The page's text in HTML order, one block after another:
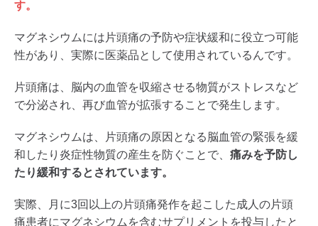
す。
マグネシウムには片頭痛の予防や症状緩和に役立つ可能
性があり、実際に医薬品として使用されているんです。
片頭痛は、脳内の血管を収縮させる物質がストレスなど
で分泌され、再び血管が拡張することで発生します。
マグネシウムは、片頭痛の原因となる脳血管の緊張を緩
和したり炎症性物質の産生を防ぐことで、 痛みを予防し
たり緩和するとされています。
実際、月に3回以上の片頭痛発作を起こした成人の片頭
痛患者にマグネシウムを含むサプリメントを投与したと